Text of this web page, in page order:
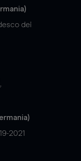
dei
2021